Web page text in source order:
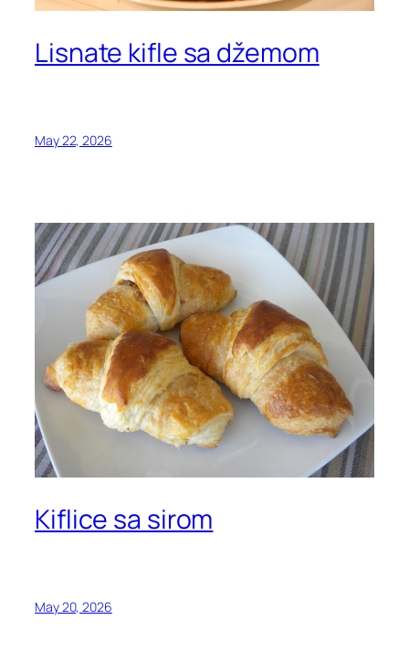
Lisnate kifle sa džemom
May 22, 2026
Kiflice sa sirom
May 20, 2026